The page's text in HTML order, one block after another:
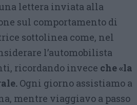
lettera inviata alla
sul comportamento di
sottolinea come, nel
l’automobilista
ricordando invece che «la
​Ogni giorno assistiamo a
mentre viaggiavo a passo